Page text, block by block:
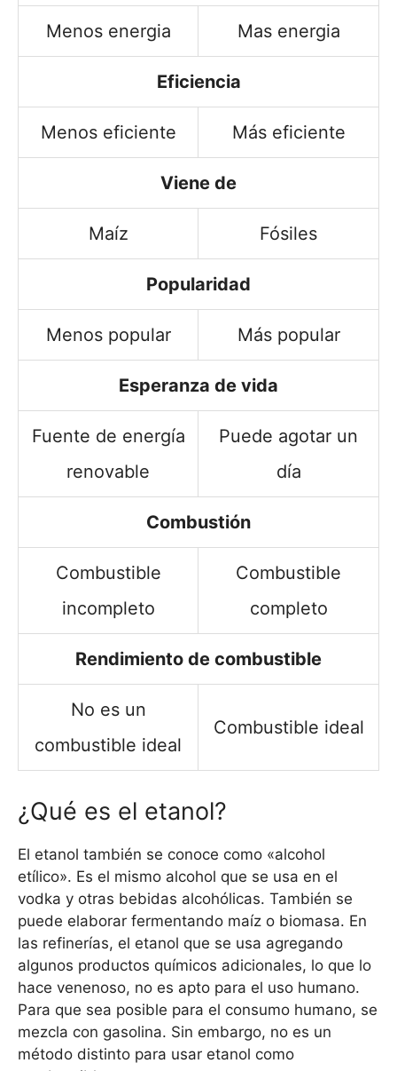
Menos energia Mas energia
Eficiencia
Menos eficiente Más eficiente
Viene de
Maíz Fósiles
Popularidad
Menos popular Más popular
Esperanza de vida
Fuente de energía
renovable
Puede agotar un
día
Combustión
Combustible
incompleto
Combustible
completo
Rendimiento de combustible
No es un
combustible ideal
Combustible ideal
¿Qué es el etanol?
El etanol también se conoce como «alcohol
etílico». Es el mismo alcohol que se usa en el
vodka y otras bebidas alcohólicas. También se
puede elaborar fermentando maíz o biomasa. En
las refinerías, el etanol que se usa agregando
algunos productos químicos adicionales, lo que lo
hace venenoso, no es apto para el uso humano.
Para que sea posible para el consumo humano, se
mezcla con gasolina. Sin embargo, no es un
método distinto para usar etanol como